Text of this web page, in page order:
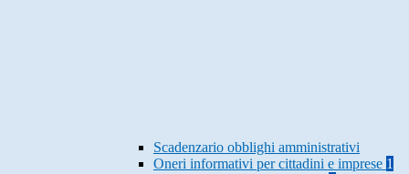
Scadenzario obblighi amministrativi
Oneri informativi per cittadini e imprese 1